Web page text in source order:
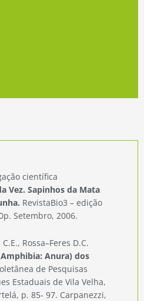
científica
Vez. Sapinhos da Mata
RevistaBio3 – edição
Setembro, 2006.
Rossa–Feres D.C.
Anura) dos
de Pesquisas
Estaduais de Vila Velha,
p. 85- 97. Carpanezzi,